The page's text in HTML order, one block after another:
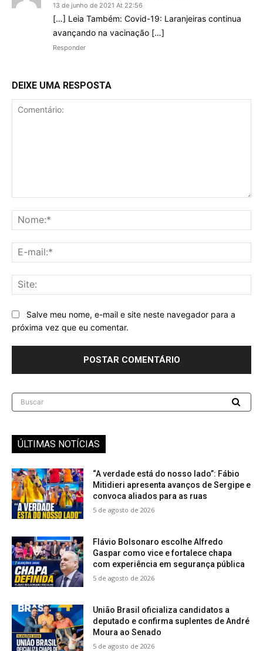
13 de junho de 2021 At 22:56
[…] Leia Também: Covid-19: Laranjeiras continua
avançando na vacinação […]
Responder
DEIXE UMA RESPOSTA
Salve meu nome, e-mail e site neste navegador para a
próxima vez que eu comentar.
Buscar
ÚLTIMAS NOTÍCIAS
“A verdade está do nosso lado”: Fábio
Mitidieri apresenta avanços de Sergipe e
convoca aliados para as ruas
5 de agosto de 2026
Flávio Bolsonaro escolhe Alfredo
Gaspar como vice e fortalece chapa
com experiência em segurança pública
5 de agosto de 2026
União Brasil oficializa candidatos a
deputado e confirma suplentes de André
Moura ao Senado
5 de agosto de 2026